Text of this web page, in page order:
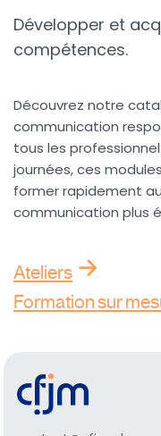
Développer et
compétences.
Découvrez notre
communication
tous les
journées, ces
former rapidement
communication plus
Ateliers
Formation sur